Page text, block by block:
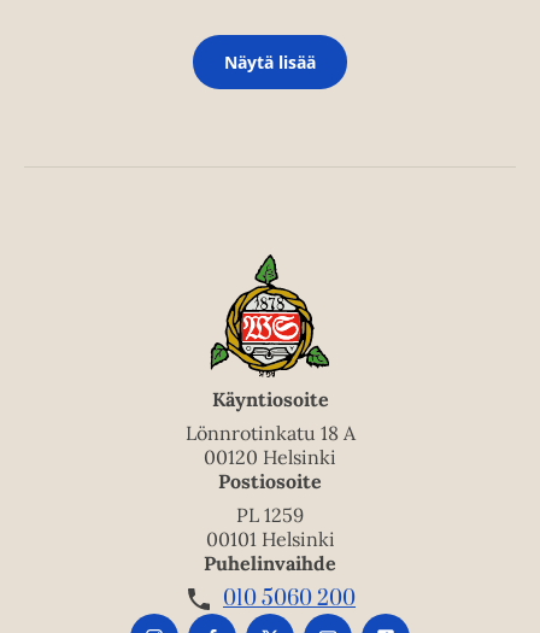
Näytä lisää
Käyntiosoite
Lönnrotinkatu 18 A
00120 Helsinki
Postiosoite
PL 1259
00101 Helsinki
Puhelinvaihde
010 5060 200